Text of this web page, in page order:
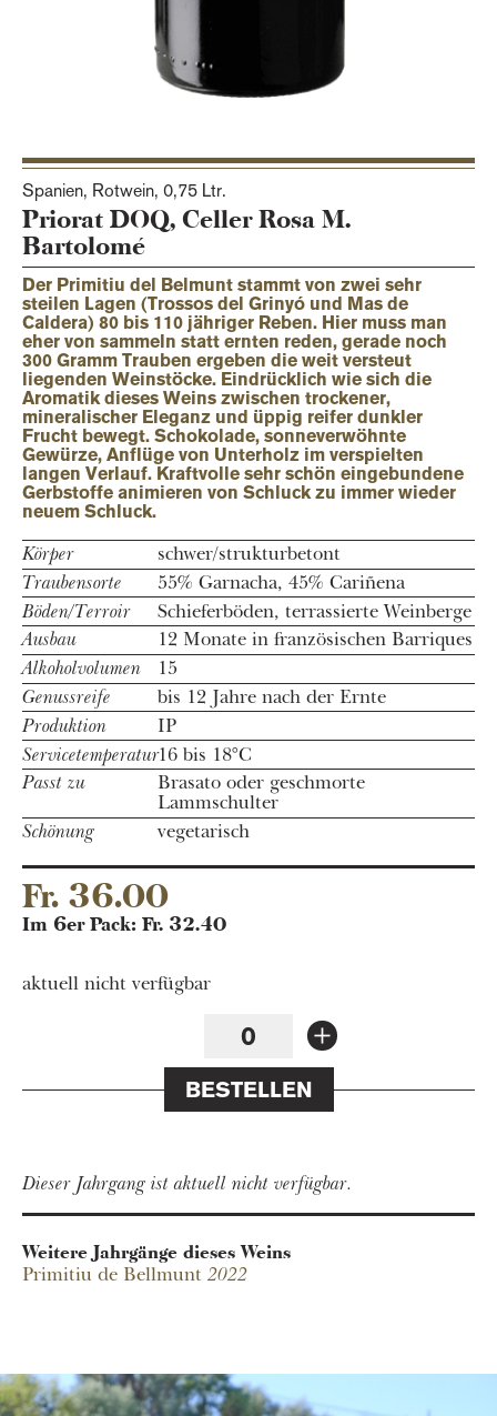
Spanien, Rotwein, 0,75 Ltr.
Priorat DOQ, Celler Rosa M.
Bartolomé
Der Primitiu del Belmunt stammt von zwei sehr
steilen Lagen (Trossos del Grinyó und Mas de
Caldera) 80 bis 110 jähriger Reben. Hier muss man
eher von sammeln statt ernten reden, gerade noch
300 Gramm Trauben ergeben die weit versteut
liegenden Weinstöcke. Eindrücklich wie sich die
Aromatik dieses Weins zwischen trockener,
mineralischer Eleganz und üppig reifer dunkler
Frucht bewegt. Schokolade, sonneverwöhnte
Gewürze, Anflüge von Unterholz im verspielten
langen Verlauf. Kraftvolle sehr schön eingebundene
Gerbstoffe animieren von Schluck zu immer wieder
neuem Schluck.
Körper
schwer/strukturbetont
Traubensorte
55% Garnacha, 45% Cariñena
Böden/Terroir
Schieferböden, terrassierte Weinberge
Ausbau
12 Monate in französischen Barriques
Alkoholvolumen
15
Genussreife
bis 12 Jahre nach der Ernte
Produktion
IP
Servicetemperatur16 bis 18°C
Passt zu
Brasato oder geschmorte
Lammschulter
Schönung
vegetarisch
Fr. 36.00
aktuell nicht verfügbar
BESTELLEN
Im 6er Pack: Fr. 32.40
Dieser Jahrgang ist aktuell nicht verfügbar.
Weitere Jahrgänge dieses Weins
Primitiu de Bellmunt 2022